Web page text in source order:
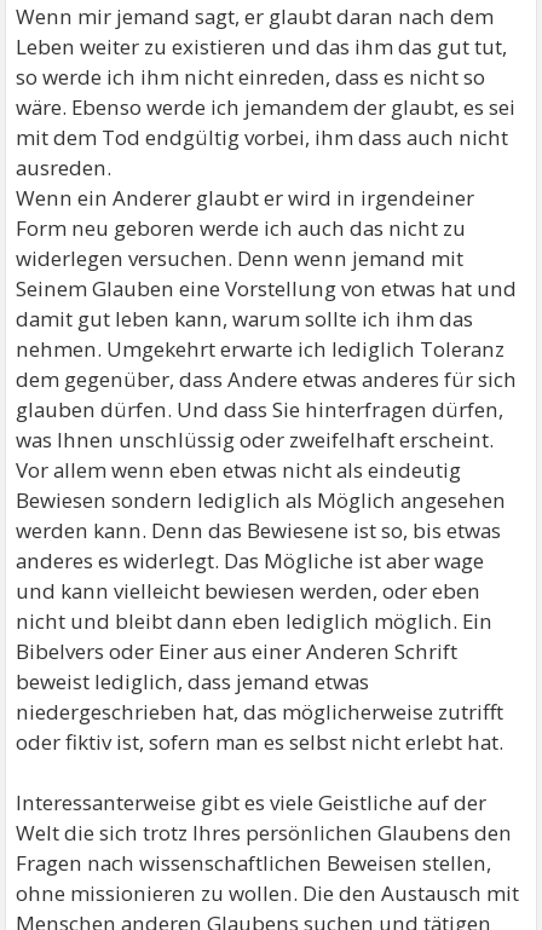
Wenn mir jemand sagt, er glaubt daran nach dem
Leben weiter zu existieren und das ihm das gut tut,
so werde ich ihm nicht einreden, dass es nicht so
wäre. Ebenso werde ich jemandem der glaubt, es sei
mit dem Tod endgültig vorbei, ihm dass auch nicht
ausreden.
Wenn ein Anderer glaubt er wird in irgendeiner
Form neu geboren werde ich auch das nicht zu
widerlegen versuchen. Denn wenn jemand mit
Seinem Glauben eine Vorstellung von etwas hat und
damit gut leben kann, warum sollte ich ihm das
nehmen. Umgekehrt erwarte ich lediglich Toleranz
dem gegenüber, dass Andere etwas anderes für sich
glauben dürfen. Und dass Sie hinterfragen dürfen,
was Ihnen unschlüssig oder zweifelhaft erscheint.
Vor allem wenn eben etwas nicht als eindeutig
Bewiesen sondern lediglich als Möglich angesehen
werden kann. Denn das Bewiesene ist so, bis etwas
anderes es widerlegt. Das Mögliche ist aber wage
und kann vielleicht bewiesen werden, oder eben
nicht und bleibt dann eben lediglich möglich. Ein
Bibelvers oder Einer aus einer Anderen Schrift
beweist lediglich, dass jemand etwas
niedergeschrieben hat, das möglicherweise zutrifft
oder fiktiv ist, sofern man es selbst nicht erlebt hat.
Interessanterweise gibt es viele Geistliche auf der
Welt die sich trotz Ihres persönlichen Glaubens den
Fragen nach wissenschaftlichen Beweisen stellen,
ohne missionieren zu wollen. Die den Austausch mit
Menschen anderen Glaubens suchen und tätigen